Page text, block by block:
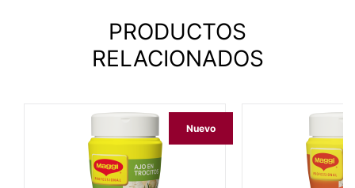
PRODUCTOS
RELACIONADOS
Nuevo